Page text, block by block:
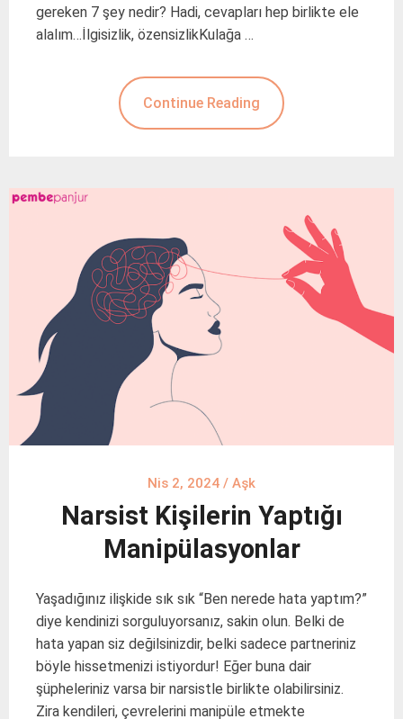
gereken 7 şey nedir? Hadi, cevapları hep birlikte ele
alalım…İlgisizlik, özensizlikKulağa …
Continue Reading
Nis 2, 2024 / Aşk
Narsist Kişilerin Yaptığı
Manipülasyonlar
Yaşadığınız ilişkide sık sık “Ben nerede hata yaptım?”
diye kendinizi sorguluyorsanız, sakin olun. Belki de
hata yapan siz değilsinizdir, belki sadece partneriniz
böyle hissetmenizi istiyordur! Eğer buna dair
şüpheleriniz varsa bir narsistle birlikte olabilirsiniz.
Zira kendileri, çevrelerini manipüle etmekte